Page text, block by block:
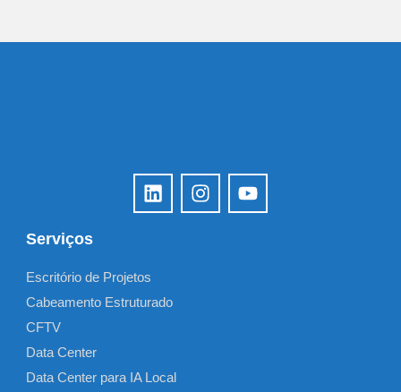
Serviços
Escritório de Projetos
Cabeamento Estruturado
CFTV
Data Center
Data Center para IA Local